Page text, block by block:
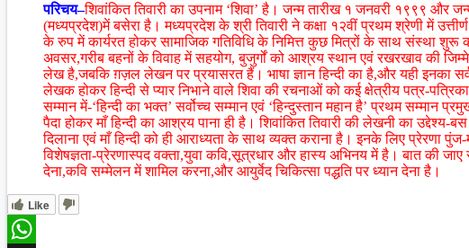
परिचय–शिवांकित तिवारी का उपनाम ‘शिवा’ है। जन्म तारीख १ जनवरी १९९९ और
(मध्यप्रदेश)में बसेरा है। मध्यप्रदेश के श्री तिवारी ने कक्षा १२वीं प्रथम श्रेणी में
के रुप में कार्यरत होकर सामाजिक गतिविधि के निमित्त कुछ मित्रों के साथ संस्था शुरू
अवसर,गरीब बहनों के विवाह में सहयोग, बुजुर्गों को आश्रय स्थान एवं रखरखाव की
लेख है,जबकि ग़ज़ल लेखन पर प्रयासरत हैं। भाषा ज्ञान हिन्दी का है,और यही इनका
लेखक होकर हिन्दी से प्यार निभाने वाले शिवा की रचनाओं को कई क्षेत्रीय पत्र-
सम्मान में-‘हिन्दी का भक्त’ सर्वोच्च सम्मान एवं ‘हिन्दुस्तान महान है’ प्रथम सम्मान
पैदा होकर माँ हिन्दी का आश्रय पाना ही है। शिवांकित तिवारी की लेखनी का उद्देश्य-
दिलाना एवं माँ हिन्दी को ही आराध्यता के साथ व्यक्त कराना है। इनके लिए प्रेरणा
विशेषज्ञता-प्रेरणास्पद वक्ता,युवा कवि,सूत्रधार और हास्य अभिनय में है। बात की जाए
देना,कवि सम्मेलन में शामिल करना,और आयुर्वेद चिकित्सा पद्धति पर ध्यान देना है।
Like